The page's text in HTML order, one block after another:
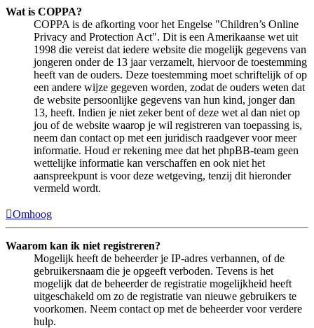
Wat is COPPA?
COPPA is de afkorting voor het Engelse "Children’s Online
Privacy and Protection Act". Dit is een Amerikaanse wet uit
1998 die vereist dat iedere website die mogelijk gegevens van
jongeren onder de 13 jaar verzamelt, hiervoor de toestemming
heeft van de ouders. Deze toestemming moet schriftelijk of op
een andere wijze gegeven worden, zodat de ouders weten dat
de website persoonlijke gegevens van hun kind, jonger dan
13, heeft. Indien je niet zeker bent of deze wet al dan niet op
jou of de website waarop je wil registreren van toepassing is,
neem dan contact op met een juridisch raadgever voor meer
informatie. Houd er rekening mee dat het phpBB-team geen
wettelijke informatie kan verschaffen en ook niet het
aanspreekpunt is voor deze wetgeving, tenzij dit hieronder
vermeld wordt.
Omhoog
Waarom kan ik niet registreren?
Mogelijk heeft de beheerder je IP-adres verbannen, of de
gebruikersnaam die je opgeeft verboden. Tevens is het
mogelijk dat de beheerder de registratie mogelijkheid heeft
uitgeschakeld om zo de registratie van nieuwe gebruikers te
voorkomen. Neem contact op met de beheerder voor verdere
hulp.